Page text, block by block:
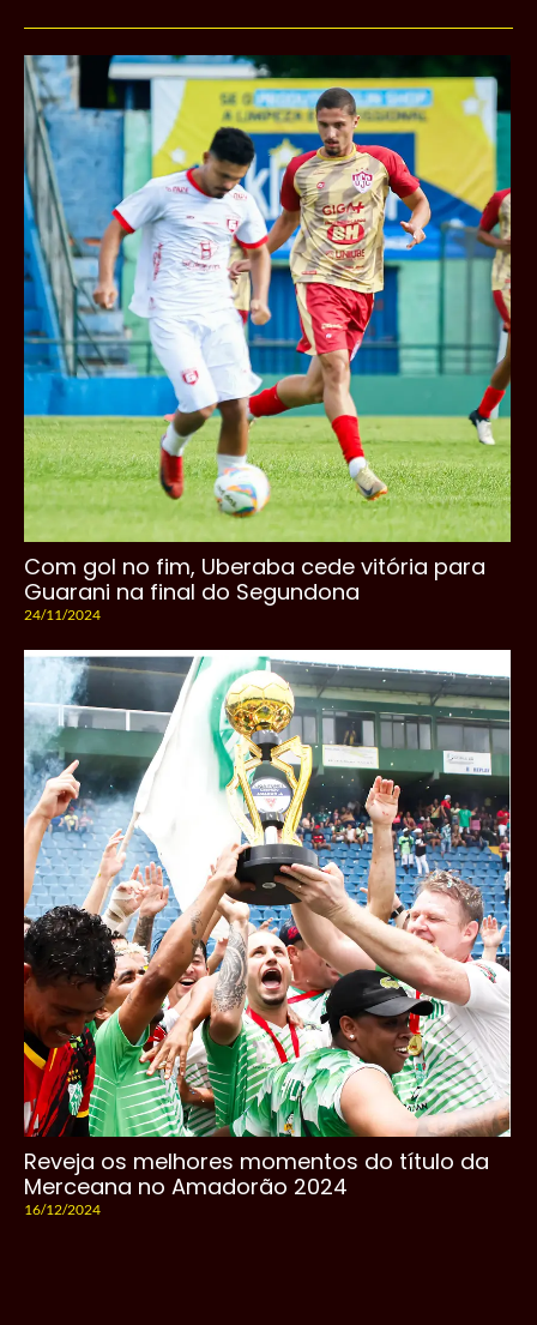
Com gol no fim, Uberaba cede vitória para
Guarani na final do Segundona
24/11/2024
Reveja os melhores momentos do título da
Merceana no Amadorão 2024
16/12/2024